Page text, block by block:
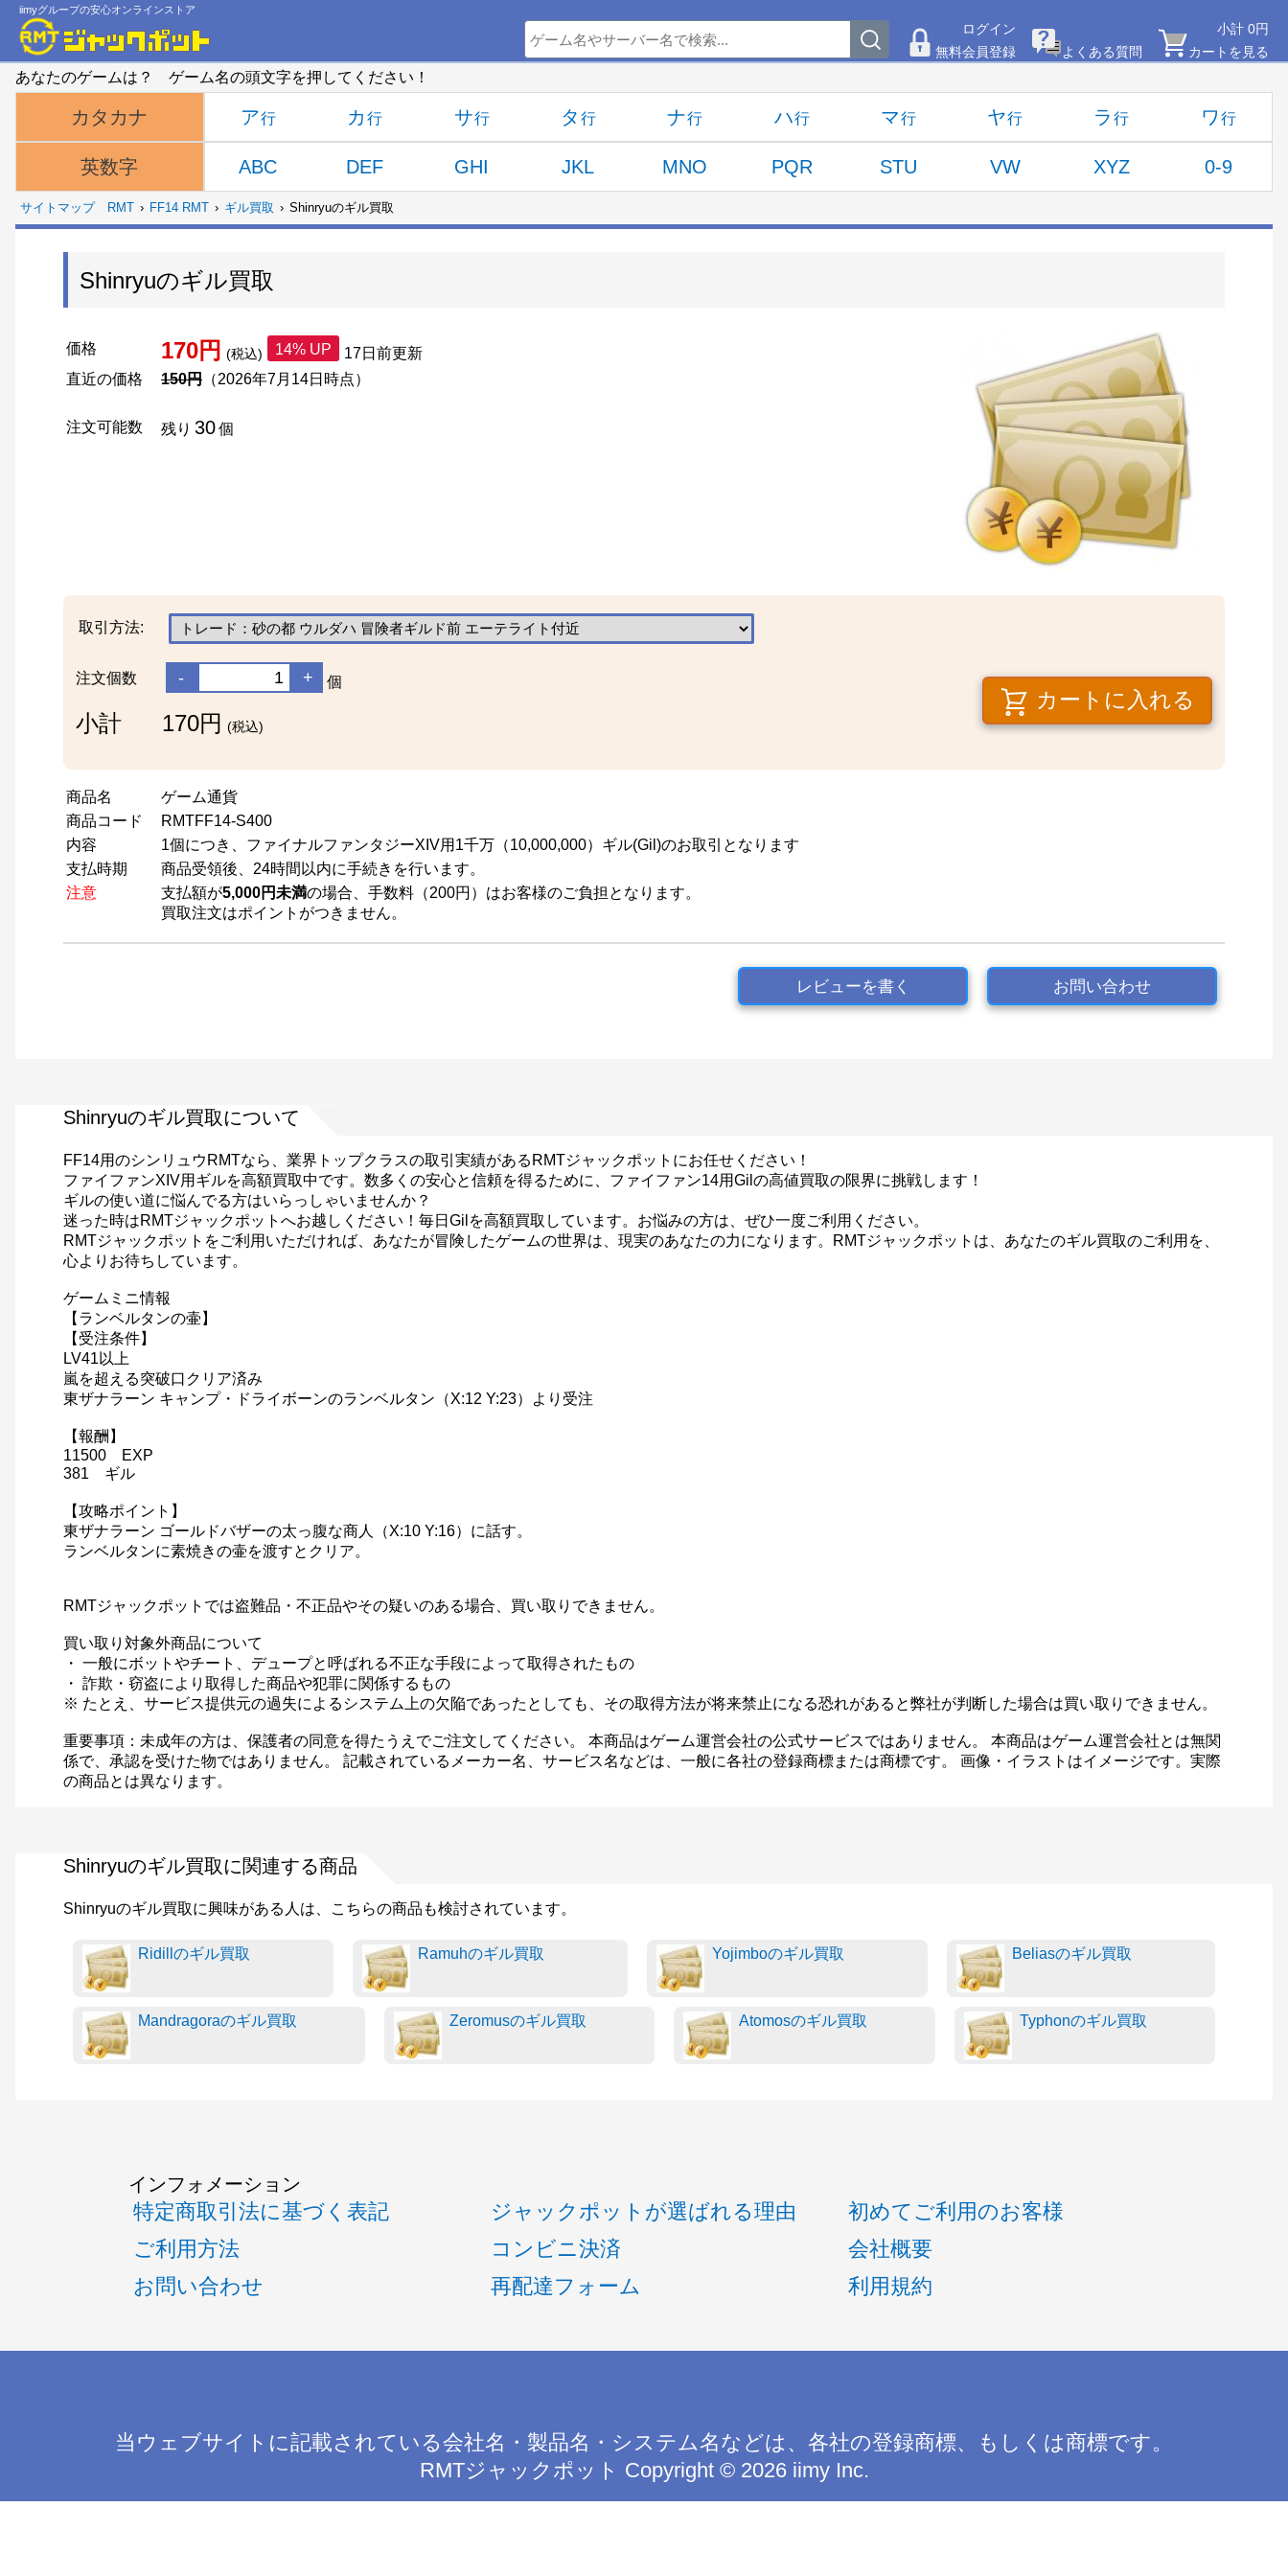
iimyグループの安心オンラインストア
ログイン
無料会員登録
よくある質問
小計 0円
カートを見る
あなたのゲームは？ ゲーム名の頭文字を押してください！
カタカナ
英数字
ア カ サ タ ナ ハ マ ヤ ラ ワ
ABC DEF GHI JKL MNO PQR STU VW XYZ 0-9
サイトマップ RMT FF14 RMT ギル買取 Shinryuのギル買取
Shinryuのギル買取
価格 170円 (税込) 14% UP
17日前更新
直近の価格
150円 （2026年7月14日時点）
注文可能数 残り 30個
取引方法:
注文個数 - + 個
小計 170円 (税込)
カートに入れる
商品名
ゲーム通貨
商品コード
RMTFF14-S400
内容
1個につき、ファイナルファンタジーXIV用1千万（10,000,000）ギル(Gil)のお取引となります
支払時期
商品受領後、24時間以内に手続きを行います。
注意
支払額が5,000円未満の場合、手数料（200円）はお客様のご負担となります。
買取注文はポイントがつきません。
レビューを書く お問い合わせ
Shinryuのギル買取について
FF14用のシンリュウRMTなら、業界トップクラスの取引実績があるRMTジャックポットにお任せください！
ファイファンXIV用ギルを高額買取中です。数多くの安心と信頼を得るために、ファイファン14用Gilの高値買取の限界に挑戦します！
ギルの使い道に悩んでる方はいらっしゃいませんか？
迷った時はRMTジャックポットへお越しください！毎日Gilを高額買取しています。お悩みの方は、ぜひ一度ご利用ください。
RMTジャックポットをご利用いただければ、あなたが冒険したゲームの世界は、現実のあなたの力になります。RMTジャックポットは、あなたのギル買取のご利用を、
心よりお待ちしています。
ゲームミニ情報
【ランベルタンの壷】
【受注条件】
LV41以上
嵐を超える突破口クリア済み
東ザナラーン キャンプ・ドライボーンのランベルタン（X:12 Y:23）より受注
【報酬】
11500 EXP
381 ギル
【攻略ポイント】
東ザナラーン ゴールドバザーの太っ腹な商人（X:10 Y:16）に話す。
ランベルタンに素焼きの壷を渡すとクリア。
RMTジャックポットでは盗難品・不正品やその疑いのある場合、買い取りできません。
買い取り対象外商品について
・ 一般にボットやチート、デュープと呼ばれる不正な手段によって取得されたもの
・ 詐欺・窃盗により取得した商品や犯罪に関係するもの
※ たとえ、サービス提供元の過失によるシステム上の欠陥であったとしても、その取得方法が将来禁止になる恐れがあると弊社が判断した場合は買い取りできません。
重要事項：未成年の方は、保護者の同意を得たうえでご注文してください。 本商品はゲーム運営会社の公式サービスではありません。 本商品はゲーム運営会社とは無関
係で、承認を受けた物ではありません。 記載されているメーカー名、サービス名などは、一般に各社の登録商標または商標です。 画像・イラストはイメージです。実際
の商品とは異なります。
Shinryuのギル買取に関連する商品
Shinryuのギル買取に興味がある人は、こちらの商品も検討されています。
Ridillのギル買取 Ramuhのギル買取 Yojimboのギル買取 Beliasのギル買取
Mandragoraのギル買取 Zeromusのギル買取 Atomosのギル買取 Typhonのギル買取
インフォメーション
特定商取引法に基づく表記 ジャックポットが選ばれる理由
初めてご利用のお客様
ご利用方法
コンビニ決済
会社概要
お問い合わせ
再配達フォーム 利用規約
当ウェブサイトに記載されている会社名・製品名・システム名などは、各社の登録商標、もしくは商標です。
RMTジャックポット Copyright © 2026 iimy Inc.